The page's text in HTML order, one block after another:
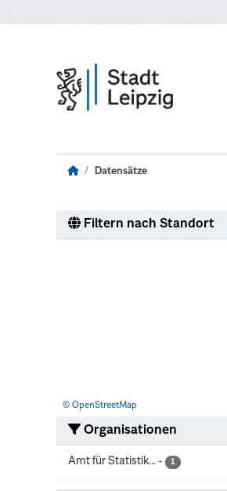
Datensätze
Filtern nach Standort
© OpenStreetMap
Organisationen
Amt für Statistik... - 1